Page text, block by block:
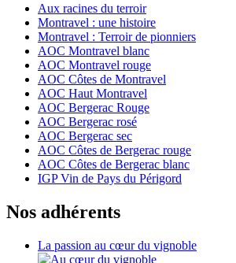
Aux racines du terroir
Montravel : une histoire
Montravel : Terroir de pionniers
AOC Montravel blanc
AOC Montravel rouge
AOC Côtes de Montravel
AOC Haut Montravel
AOC Bergerac Rouge
AOC Bergerac rosé
AOC Bergerac sec
AOC Côtes de Bergerac rouge
AOC Côtes de Bergerac blanc
IGP Vin de Pays du Périgord
Nos adhérents
La passion au cœur du vignoble